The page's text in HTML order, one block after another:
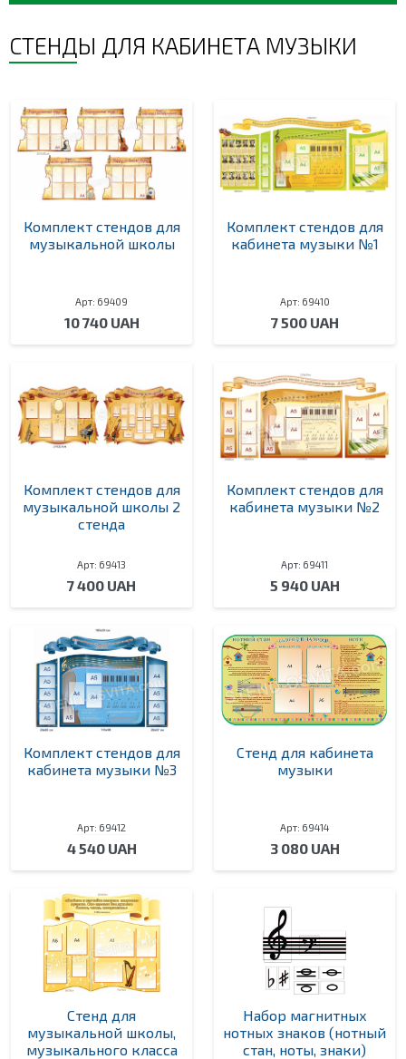
СТЕНДЫ ДЛЯ КАБИНЕТА МУЗЫКИ
Комплект стендов для
музыкальной школы
Арт: 69409
10 740 UAH
Комплект стендов для
кабинета музыки №1
Арт: 69410
7 500 UAH
Комплект стендов для
музыкальной школы 2
стенда
Арт: 69413
7 400 UAH
Комплект стендов для
кабинета музыки №2
Арт: 69411
5 940 UAH
Комплект стендов для
кабинета музыки №3
Арт: 69412
4 540 UAH
Стенд для кабинета
музыки
Арт: 69414
3 080 UAH
Стенд для
музыкальной школы,
музыкального класса
Набор магнитных
нотных знаков (нотный
стан, ноты, знаки)